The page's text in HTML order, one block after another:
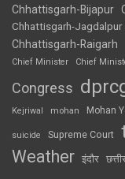
Chhattisgarh-Bijapur
Chhattisgarh-Jagdalpur
Chhattisgarh-Raigarh
Chief Minister
Chief
Congress
Kejriwal mohan Mohan
suicide Supreme Court
Weather इंदौर